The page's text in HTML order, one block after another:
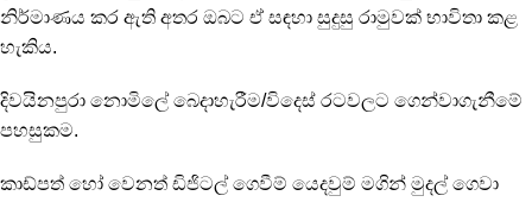
නිර්මාණය කර ඇති අතර ඔබට ඒ සඳහා සුදුසු රාමුවක් භාවිතා කළ
හැකිය.
දිවයිනපුරා නොමිලේ බෙදාහැරීම/විදෙස් රටවලට ගෙන්වාගැනීමේ
පහසුකම.
කාඩ්පත් හෝ වෙනත් ඩිජිටල් ගෙවීම් යෙදවුම් මගින් මුදල් ගෙවා